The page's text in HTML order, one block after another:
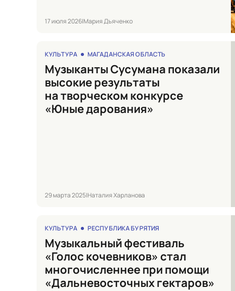
17 июля 2026|Мария Дъяченко
КУЛЬТУРА МАГАДАНСКАЯ ОБЛАСТЬ
Музыканты Сусумана показали
высокие результаты
на творческом конкурсе
«Юные дарования»
29 марта 2025|Наталия Харланова
КУЛЬТУРА РЕСПУБЛИКА БУРЯТИЯ
Музыкальный фестиваль
«Голос кочевников» стал
многочисленнее при помощи
«Дальневосточных гектаров»